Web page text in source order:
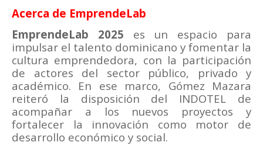
Acerca de EmprendeLab
EmprendeLab 2025 es un espacio para
impulsar el talento dominicano y fomentar la
cultura emprendedora, con la participación
de actores del sector público, privado y
académico. En ese marco, Gómez Mazara
reiteró la disposición del INDOTEL de
acompañar a los nuevos proyectos y
fortalecer la innovación como motor de
desarrollo económico y social.